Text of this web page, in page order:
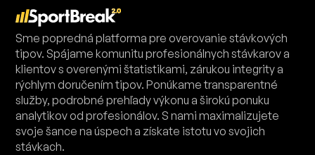
Sme popredná platforma pre overovanie stávkových
tipov. Spájame komunitu profesionálnych stávkarov a
klientov s overenými štatistikami, zárukou integrity a
rýchlym doručením tipov. Ponúkame transparentné
služby, podrobné prehľady výkonu a širokú ponuku
analytikov od profesionálov. S nami maximalizujete
svoje šance na úspech a získate istotu vo svojich
stávkach.